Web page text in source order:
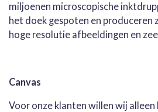
miljoenen microscopische
het doek gespoten en produceren
hoge resolutie afbeeldingen en
Canvas
Voor onze klanten willen wij alleen